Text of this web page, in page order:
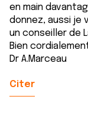
en main
donnez, aussi je
un conseiller de
Bien
Dr A.Marceau
Citer